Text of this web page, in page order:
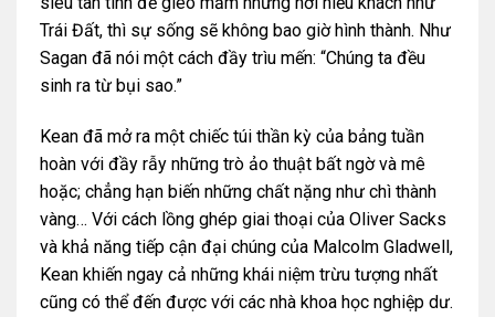
Trái Đất, thì sự sống sẽ không bao giờ hình thành. Như
Sagan đã nói một cách đầy trìu mến: “Chúng ta đều
sinh ra từ bụi sao.”
Kean đã mở ra một chiếc túi thần kỳ của bảng tuần
hoàn với đầy rẫy những trò ảo thuật bất ngờ và mê
hoặc; chẳng hạn biến những chất nặng như chì thành
vàng… Với cách lồng ghép giai thoại của Oliver Sacks
và khả năng tiếp cận đại chúng của Malcolm Gladwell,
Kean khiến ngay cả những khái niệm trừu tượng nhất
cũng có thể đến được với các nhà khoa học nghiệp dư.